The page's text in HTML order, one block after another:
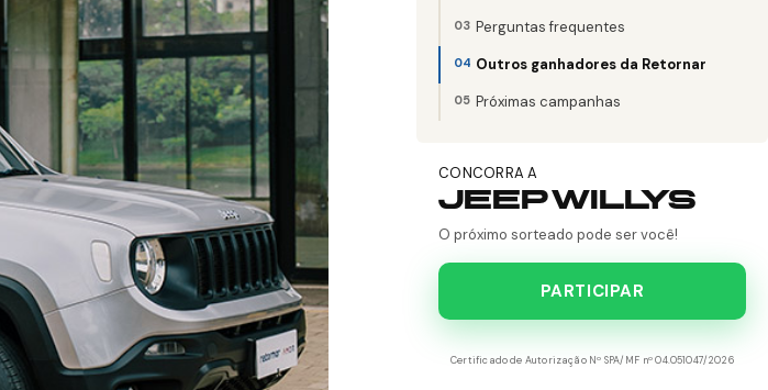
Perguntas frequentes
Outros ganhadores da Retornar
Próximas campanhas
CONCORRA A
JEEP WILLYS
O próximo sorteado pode ser você!
PARTICIPAR
Certificado de Autorização Nº SPA/MF nº 04.051047/2026